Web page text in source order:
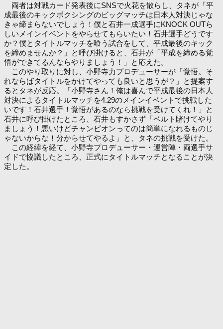
両者は対戦カード発表後にSNSで火花を散らし、タネが「平
成最後のキックボクシングのビッグマッチは日本人対決じゃな
きゃ締まらないでしょう！僕と石井一成選手にKNOCK OUTら
しいメインイベントをやらせてもらいたい！石井選手どうです
か？僕とタイトルマッチを喰う試合をして、平成最後のキック
を締めませんか？」と呼び掛けると、石井が「平成を締める覚
悟ができてるんならやりましょう！」と応えた。
このやり取りに対し、小野寺力プロデューサーが「覚悟。そ
れならばタイトルをかけてやっても良いと思うが？」と提案す
るとタネが反応。「小野寺さん！俺は喜んで平成最後の日本人
対決によるタイトルマッチを4.29のメインイベントで挑戦した
いです！石井選手！覚悟があるのなら挑戦を受けてくれ！」と
石井に呼び掛けたところ、石井もすかさず「ベルト賭けてやり
ましょう！悪いけどチャンピオンってのは簡単になれるものじ
ゃないからな！分からせてやるよ」と、タネの挑戦を受けた。
この経緯を経て、小野寺プロデューサー・運営陣・両選手サ
イドで協議したところ、正式にタイトルマッチとなることが決
定した。